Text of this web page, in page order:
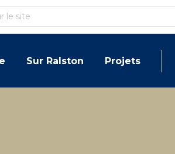
Sur Ralston Projets